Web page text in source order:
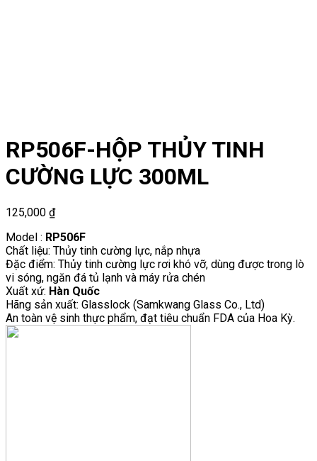
RP506F-HỘP THỦY TINH
CƯỜNG LỰC 300ML
125,000 ₫
Model : RP506F
Chất liệu: Thủy tinh cường lực, nắp nhựa
Đặc điểm: Thủy tinh cường lực rơi khó vỡ, dùng được trong lò
vi sóng, ngăn đá tủ lạnh và máy rửa chén
Xuất xứ: Hàn Quốc
Hãng sản xuất: Glasslock (Samkwang Glass Co., Ltd)
An toàn vệ sinh thực phẩm, đạt tiêu chuẩn FDA của Hoa Kỳ.